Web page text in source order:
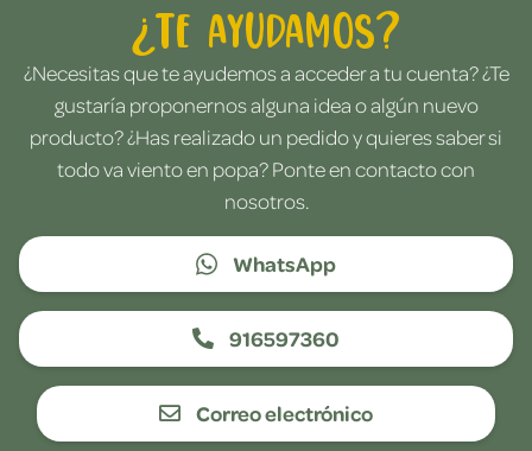
¿Te ayudamos?
¿Necesitas que te ayudemos a acceder a tu cuenta? ¿Te
gustaría proponernos alguna idea o algún nuevo
producto? ¿Has realizado un pedido y quieres saber si
todo va viento en popa? Ponte en contacto con
nosotros.
WhatsApp
916597360
Correo electrónico